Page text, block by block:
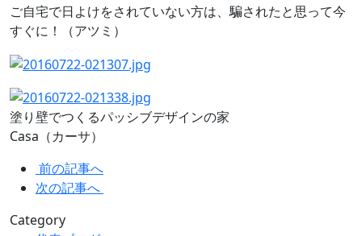
ご自宅で日よけをされていない方は、騙されたと思って今
すぐに！（アツミ）
塗り壁でつくるパッシブデザインの家
Casa（カーサ）
前の記事へ
次の記事へ
Category